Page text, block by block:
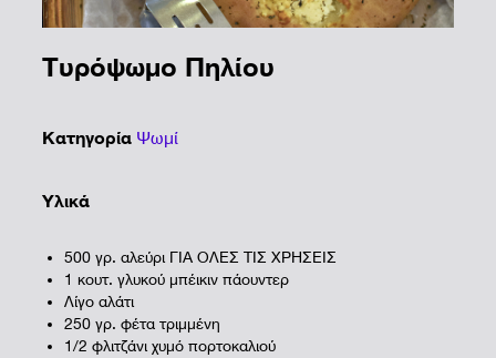
Τυρόψωμο Πηλίου
Κατηγορία Ψωμί
Υλικά
500 γρ. αλεύρι ΓΙΑ ΟΛΕΣ ΤΙΣ ΧΡΗΣΕΙΣ
1 κουτ. γλυκού μπέικιν πάουντερ
Λίγο αλάτι
250 γρ. φέτα τριμμένη
1/2 φλιτζάνι χυμό πορτοκαλιού